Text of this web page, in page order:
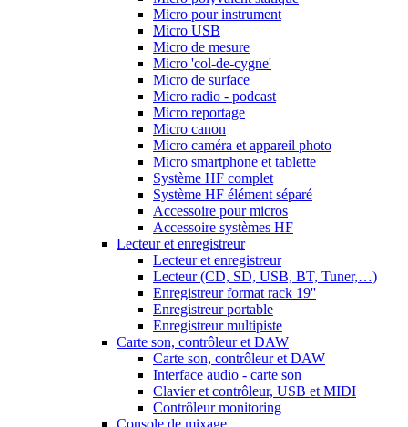
Micro pour instrument
Micro USB
Micro de mesure
Micro 'col-de-cygne'
Micro de surface
Micro radio - podcast
Micro reportage
Micro canon
Micro caméra et appareil photo
Micro smartphone et tablette
Système HF complet
Système HF élément séparé
Accessoire pour micros
Accessoire systèmes HF
Lecteur et enregistreur
Lecteur et enregistreur
Lecteur (CD, SD, USB, BT, Tuner,…)
Enregistreur format rack 19''
Enregistreur portable
Enregistreur multipiste
Carte son, contrôleur et DAW
Carte son, contrôleur et DAW
Interface audio - carte son
Clavier et contrôleur, USB et MIDI
Contrôleur monitoring
Console de mixage